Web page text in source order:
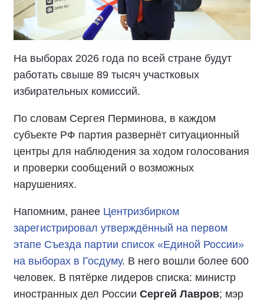
На выборах 2026 года по всей стране будут
работать свыше 89 тысяч участковых
избирательных комиссий.
По словам Сергея Перминова, в каждом
субъекте РФ партия развернёт ситуационный
центры для наблюдения за ходом голосования
и проверки сообщений о возможных
нарушениях.
Напомним, ранее Центризбирком
зарегистрировал утверждённый на первом
этапе Съезда партии список «Единой России»
на выборах в Госдуму. В него вошли более 600
человек. В пятёрке лидеров списка: министр
иностранных дел России Сергей Лавров; мэр